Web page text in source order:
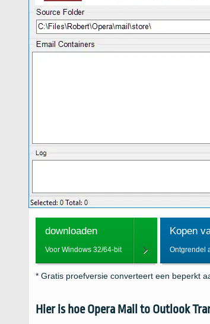
downloaden
Voor Windows 32/64-bit
Kopen
Ontgrendel
* Gratis proefversie converteert een beperkt
Hier is hoeOpera Mail to Outlook